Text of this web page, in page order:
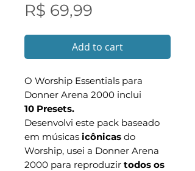
R$ 69,99
Add to cart
O Worship Essentials para
Donner Arena 2000 inclui
10 Presets.
Desenvolvi este pack baseado
em músicas icônicas do
Worship, usei a Donner Arena
2000 para reproduzir todos os